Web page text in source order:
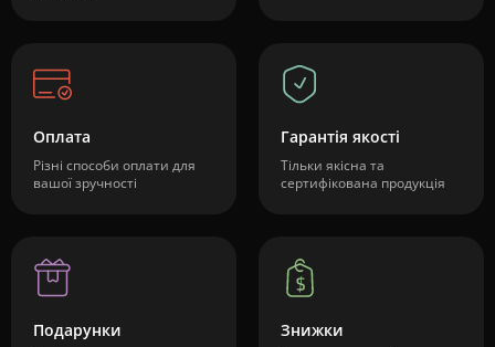
Оплата
Різні способи оплати для
вашої зручності
Гарантія якості
Тільки якісна та
сертифікована продукція
Подарунки Знижки